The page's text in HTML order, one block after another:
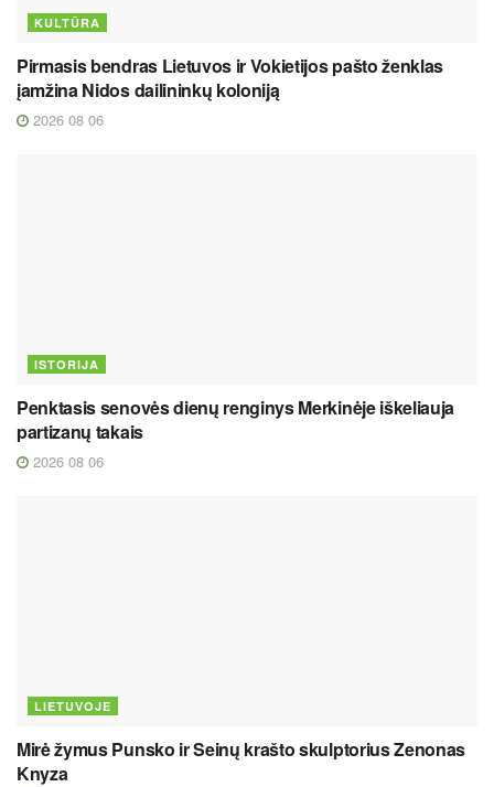
KULTŪRA
Pirmasis bendras Lietuvos ir Vokietijos pašto ženklas
įamžina Nidos dailininkų koloniją
2026 08 06
ISTORIJA
Penktasis senovės dienų renginys Merkinėje iškeliauja
partizanų takais
2026 08 06
LIETUVOJE
Mirė žymus Punsko ir Seinų krašto skulptorius Zenonas
Knyza